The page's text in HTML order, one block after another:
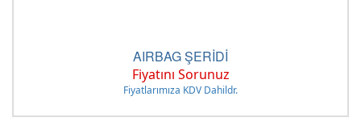
AIRBAG ŞERİDİ
Fiyatını Sorunuz
Fiyatlarımıza KDV Dahildr.